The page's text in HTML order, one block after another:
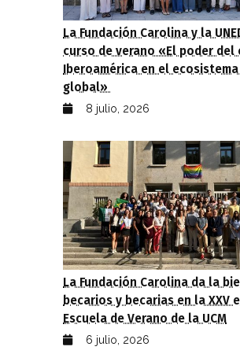
La Fundación Carolina y la
curso de verano «El poder
Iberoamérica en el
global»
8 julio, 2026
La Fundación Carolina da la
becarios y becarias en la XXV
Escuela de Verano de la UCM
6 julio, 2026